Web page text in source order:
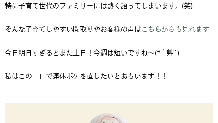
特に子育て世代のファミリーには熱く語ってしまいます。(笑)
そんな子育てしやすい間取りやお客様の声はこちらからも見れます
今日明日すぎるとまた土日！今週は短いですね～(*´艸`)
私はこの二日で連休ボケを直したいとおもいます！！